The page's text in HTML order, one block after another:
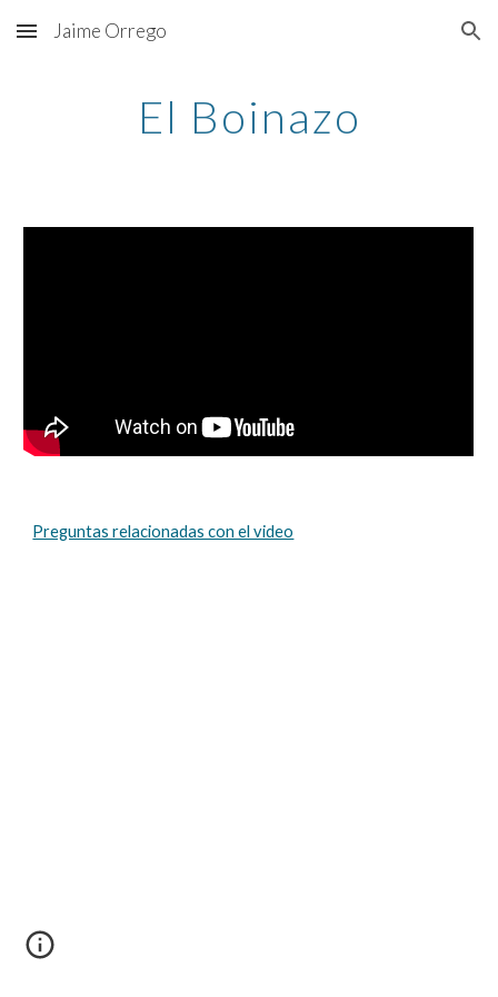
Skip to main content Skip to navigation
Jaime Orrego
El Boinazo
Preguntas relacionadas con el video